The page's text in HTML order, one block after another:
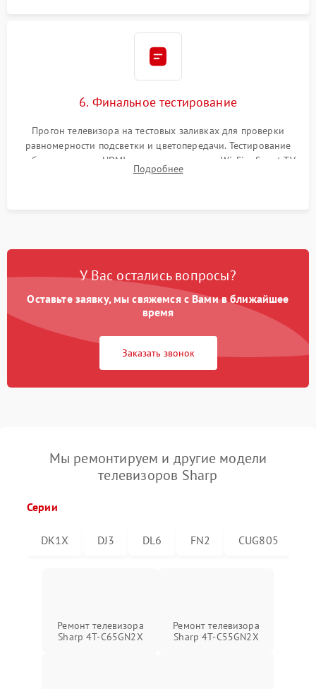
6. Финальное тестирование
Прогон телевизора на тестовых заливках для проверки
равномерности подсветки и цветопередачи. Тестирование
работы разъемов HDMI, динамиков, модуля Wi-Fi и Smart TV
в рабочем режиме в течение нескольких часов.
Подробнее
У Вас остались вопросы?
Оставьте заявку, мы свяжемся с Вами в ближайшее
время
Заказать звонок
Мы ремонтируем и другие модели
телевизоров Sharp
Серии
DK1X DJ3 DL6 FN2 CUG805
Ремонт телевизора
Sharp 4T-C65GN2X
Ремонт телевизора
Sharp 4T-C55GN2X